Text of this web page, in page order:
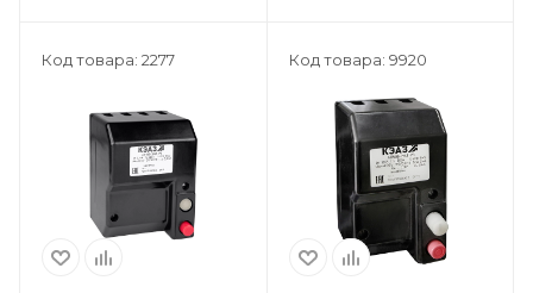
Код товара: 2277 Код товара: 9920